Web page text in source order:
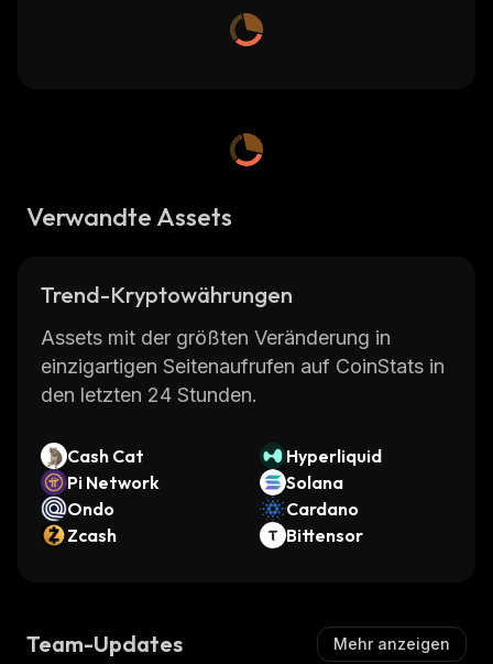
Verwandte Assets
Trend-Kryptowährungen
Assets mit der größten Veränderung in
einzigartigen Seitenaufrufen auf CoinStats in
den letzten 24 Stunden.
Cash Cat
Hyperliquid
Pi Network
Solana
Ondo
Cardano
Zcash
Bittensor
Team-Updates Mehr anzeigen